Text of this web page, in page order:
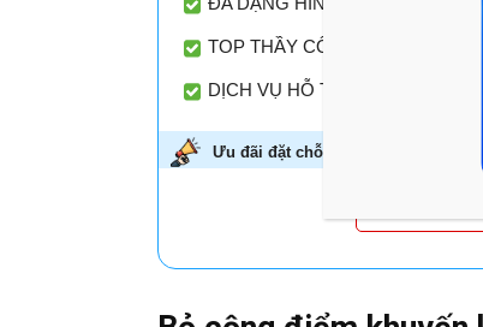
TOP THẦY CÔ DANH TIẾNG
DỊCH VỤ HỖ TRỢ ĐỒNG HÀNH
Ưu đãi đặt chỗ sớm -